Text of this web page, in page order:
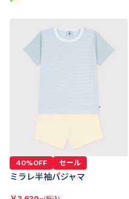
40%OFF セール
ミラレ半袖パジャマ